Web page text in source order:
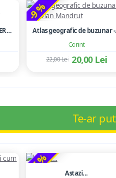
ANTOLOGIE DE TEXTE LITERARE PENTRU CLS. I-II
-9 %
Corint
Atlas
20,00 Lei
22,00 Lei
Te-ar
-35 % Astazi...